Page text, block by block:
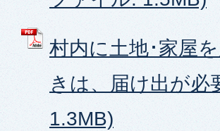
村内に土地･家屋
きは、届け出が必
1.3MB)